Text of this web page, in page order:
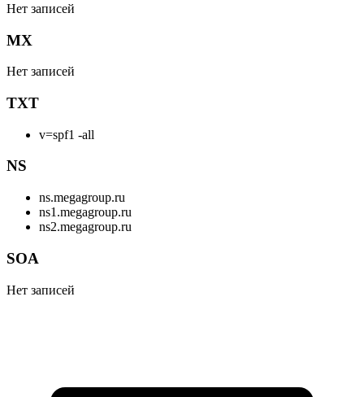
Нет записей
MX
Нет записей
TXT
v=spf1 -all
NS
ns.megagroup.ru
ns1.megagroup.ru
ns2.megagroup.ru
SOA
Нет записей